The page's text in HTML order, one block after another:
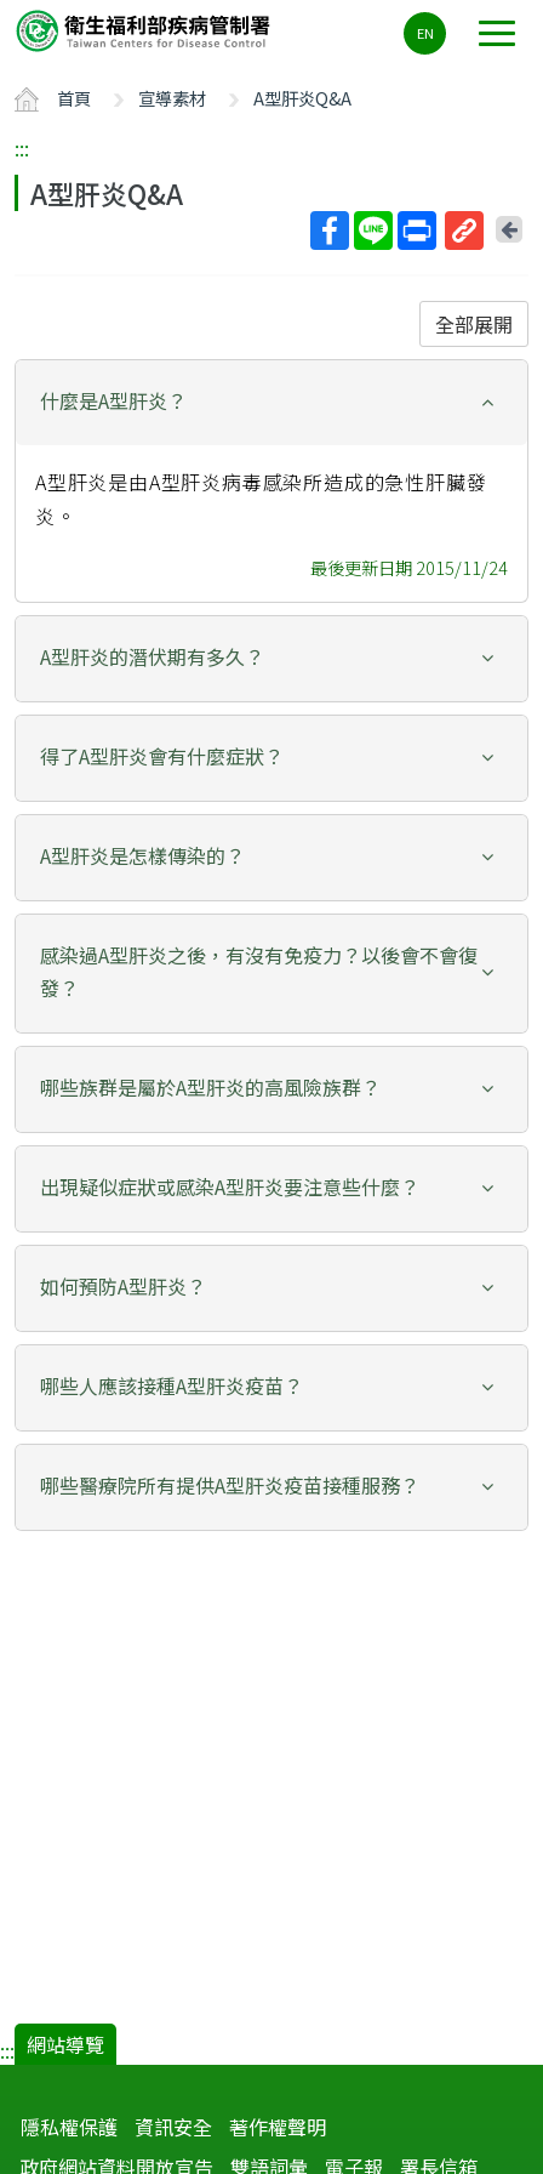
要
容
ALT+C
EN
首頁 宣導素材 A型肝炎Q&A
:::
A型肝炎Q&A
短
網
回
全部展開
什麼是A型肝炎？
A型肝炎是由A型肝炎病毒感染所造成的急性肝臟發
炎。
最後更新日期 2015/11/24
A型肝炎的潛伏期有多久？
得了A型肝炎會有什麼症狀？
A型肝炎是怎樣傳染的？
感染過A型肝炎之後，有沒有免疫力？以後會不會復
發？
哪些族群是屬於A型肝炎的高風險族群？
出現疑似症狀或感染A型肝炎要注意些什麼？
如何預防A型肝炎？
哪些人應該接種A型肝炎疫苗？
哪些醫療院所有提供A型肝炎疫苗接種服務？
::: 網站導覽
隱私權保護 資訊安全 著作權聲明
政府網站資料開放宣告
雙語詞彙 電子報 署長信箱